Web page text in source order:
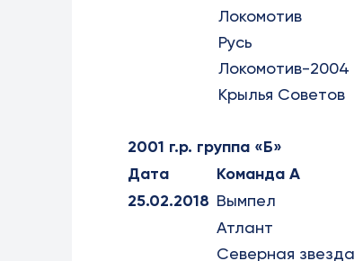
Локомотив
Русь
Локомотив-2004
Крылья Советов
2001 г.р. группа «Б»
Дата
Команда А
25.02.2018 Вымпел
Атлант
Северная звезда